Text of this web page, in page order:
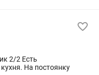
2/2 Есть
Корейская кухня. На постоянку